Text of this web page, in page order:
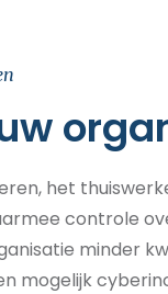
het
controle
minder
mogelijk